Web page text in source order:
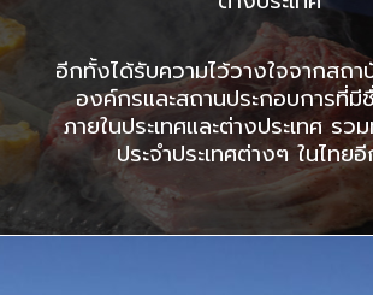
อีกทั้งได้รับความไว้วางใจจากสถ
องค์กรและสถานประกอบการที่มี
ภายในประเทศและต่างประเทศ ร
ประจำประเทศต่างๆ ในไทย